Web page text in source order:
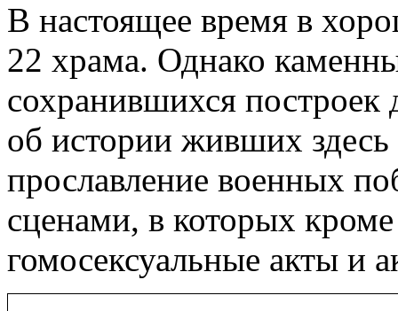
В настоящее время в
22 храма. Однако
сохранившихся построек
об истории живших здесь
прославление военных
сценами, в которых
гомосексуальные акты и